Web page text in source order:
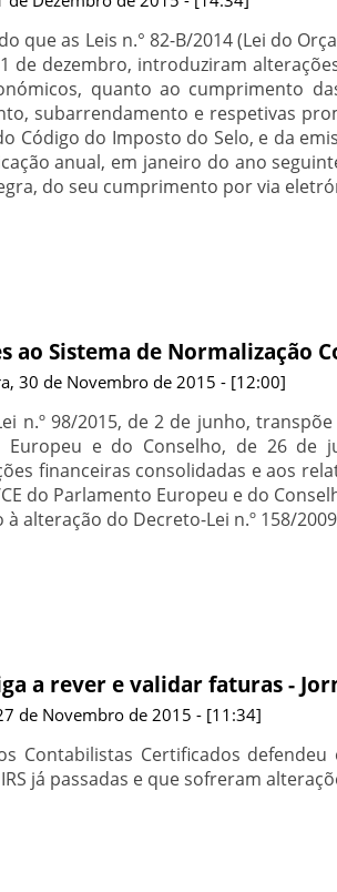
que as Leis n.° 82-B/2014 (Lei do
de dezembro, introduziram
quanto ao cumprimento
subarrendamento e respetivas
Código do Imposto do Selo, e da
anual, em janeiro do ano
do seu cumprimento por via
ao Sistema de Normalização
30 de Novembro de 2015 - [12:00]
n.º 98/2015, de 2 de junho,
Europeu e do Conselho, de 26 de
financeiras consolidadas e aos
do Parlamento Europeu e do
alteração do Decreto-Lei n.º 158/
a rever e validar faturas -
de Novembro de 2015 - [11:34]
Contabilistas Certificados
já passadas e que sofreram